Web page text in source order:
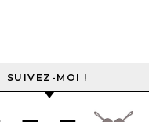
SUIVEZ-MOI !